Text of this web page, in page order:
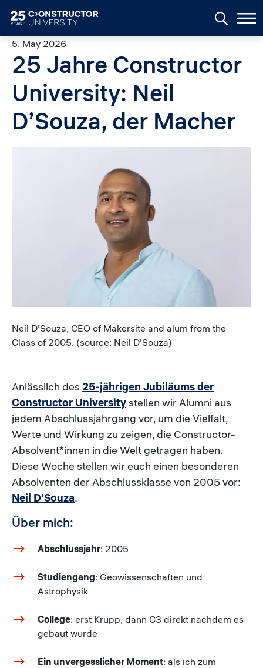
5. May 2026
25 Jahre Constructor
University: Neil
D’Souza, der Macher
Caption
Neil D'Souza, CEO of Makersite and alum from the
Class of 2005. (source: Neil D'Souza)
Anlässlich des 25-jährigen Jubiläums der
Constructor University stellen wir Alumni aus
jedem Abschlussjahrgang vor, um die Vielfalt,
Werte und Wirkung zu zeigen, die Constructor-
Absolvent*innen in die Welt getragen haben.
Diese Woche stellen wir euch einen besonderen
Absolventen der Abschlussklasse von 2005 vor:
Neil D'Souza.
Über mich:
Abschlussjahr: 2005
Studiengang: Geowissenschaften und
Astrophysik
College: erst Krupp, dann C3 direkt nachdem es
gebaut wurde
Ein unvergesslicher Moment: als ich zum